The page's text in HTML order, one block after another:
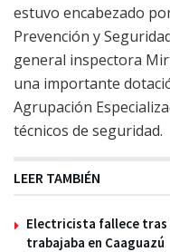
estuvo encabezado
Prevención y
general inspectora
una importante
Agrupación
técnicos de seguridad.
LEER TAMBIÉN
Electricista fallece tras
trabajaba en Caaguazú